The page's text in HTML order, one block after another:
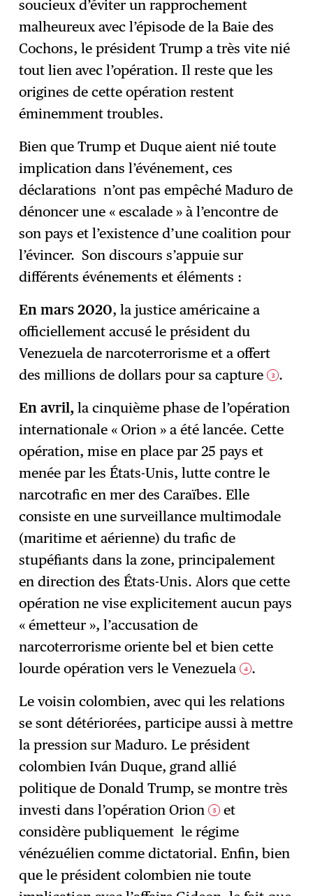
soucieux d’éviter un rapprochement
malheureux avec l’épisode de la Baie des
Cochons, le président Trump a très vite nié
tout lien avec l’opération. Il reste que les
origines de cette opération restent
éminemment troubles.
Bien que Trump et Duque aient nié toute
implication dans l’événement, ces
déclarations n’ont pas empêché Maduro de
dénoncer une « escalade » à l’encontre de
son pays et l’existence d’une coalition pour
l’évincer. Son discours s’appuie sur
différents événements et éléments :
En mars 2020, la justice américaine a
officiellement accusé le président du
Venezuela de narcoterrorisme et a offert
des millions de dollars pour sa capture 3 .
En avril,la cinquième phase de l’opération
internationale « Orion » a été lancée. Cette
opération, mise en place par 25 pays et
menée par les États-Unis, lutte contre le
narcotrafic en mer des Caraïbes. Elle
consiste en une surveillance multimodale
(maritime et aérienne) du trafic de
stupéfiants dans la zone, principalement
en direction des États-Unis. Alors que cette
opération ne vise explicitement aucun pays
« émetteur », l’accusation de
narcoterrorisme oriente bel et bien cette
lourde opération vers le Venezuela 4 .
Le voisin colombien, avec qui les relations
se sont détériorées, participe aussi à mettre
la pression sur Maduro. Le président
colombien Iván Duque, grand allié
politique de Donald Trump, se montre très
investi dans l’opération Orion 5
et
considère publiquement le régime
vénézuélien comme dictatorial. Enfin, bien
que le président colombien nie toute